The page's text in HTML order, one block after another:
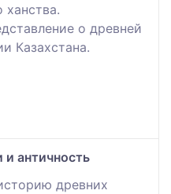
ханства.
о древней
Казахстана.
античность
древних